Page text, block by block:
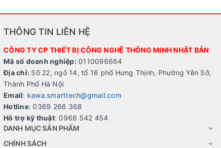
THÔNG TIN LIÊN HỆ
CÔNG TY CP THIẾT BỊ CÔNG NGHỆ THÔNG MINH NHẬT BẢN
Mã số doanh nghiệp:0110096664
Địa chỉ: Số 22, ngõ 14, tổ 16 phố Hưng Thịnh, Phường Yên Sở,
Thành Phố Hà Nội
Email: kawa.smarttech@gmail.com
Hotline: 0369 266 368
Hỗ trợ kỹ thuật: 0966 542 454
DANH MỤC SẢN PHẨM
CHÍNH SÁCH